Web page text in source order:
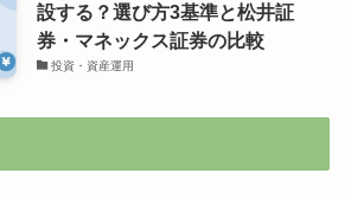
設する？選び方3基準と松井証
券・マネックス証券の比較
投資・資産運用